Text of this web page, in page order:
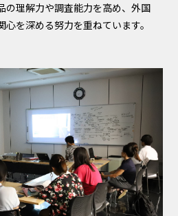
の理解力や調査能力を高め、外国
を深める努力を重ねています。